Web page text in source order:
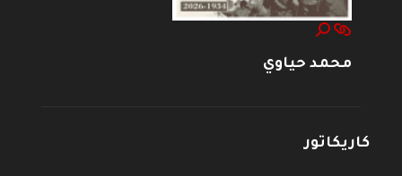
محمد حياوي
كاريكاتور